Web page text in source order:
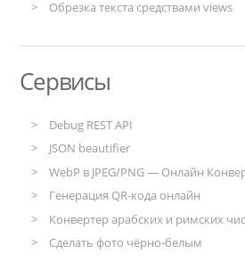
Обрезка текста средствами views
Сервисы
Debug REST API
JSON beautifier
WebP в JPEG/PNG — Онлайн
Генерация QR-кода онлайн
Конвертер арабских и римских
Сделать фото чёрно-белым